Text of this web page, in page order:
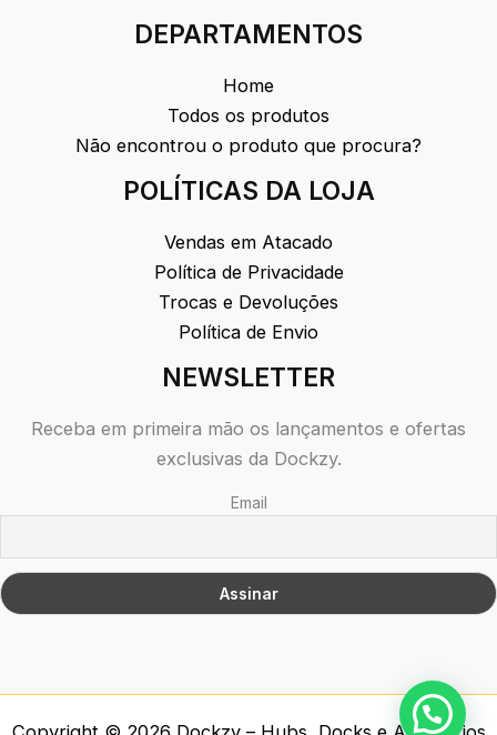
DEPARTAMENTOS
Home
Todos os produtos
Não encontrou o produto que procura?
POLÍTICAS DA LOJA
Vendas em Atacado
Política de Privacidade
Trocas e Devoluções
Política de Envio
NEWSLETTER
Receba em primeira mão os lançamentos e ofertas
exclusivas da Dockzy.
Email